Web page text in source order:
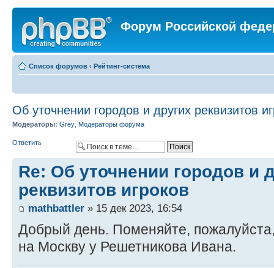
Форум Российской
Список форумов ‹ Рейтинг-система
Об уточнении городов и других реквизитов
Модераторы: Grey Модераторы форума
Ответить
Re: Об уточнении городов и
реквизитов игроков
mathbattler » 15 дек 2023, 16:54
Добрый день. Поменяйте,
на Москву у Решетникова Ивана.